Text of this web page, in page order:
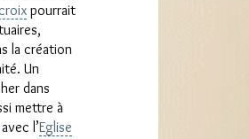
pourrait
la création
Un
dans
mettre à
avec l’Eglise